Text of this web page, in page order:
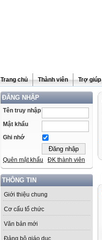
Trang chủ Thành viên Trợ giúp
ĐĂNG NHẬP
Tên truy nhập
Mật khẩu
Ghi nhớ
Quên mật khẩu ĐK thành viên
THÔNG TIN
Giới thiệu chung
Cơ cấu tổ chức
Văn bản mới
Đảng bộ giáo dục